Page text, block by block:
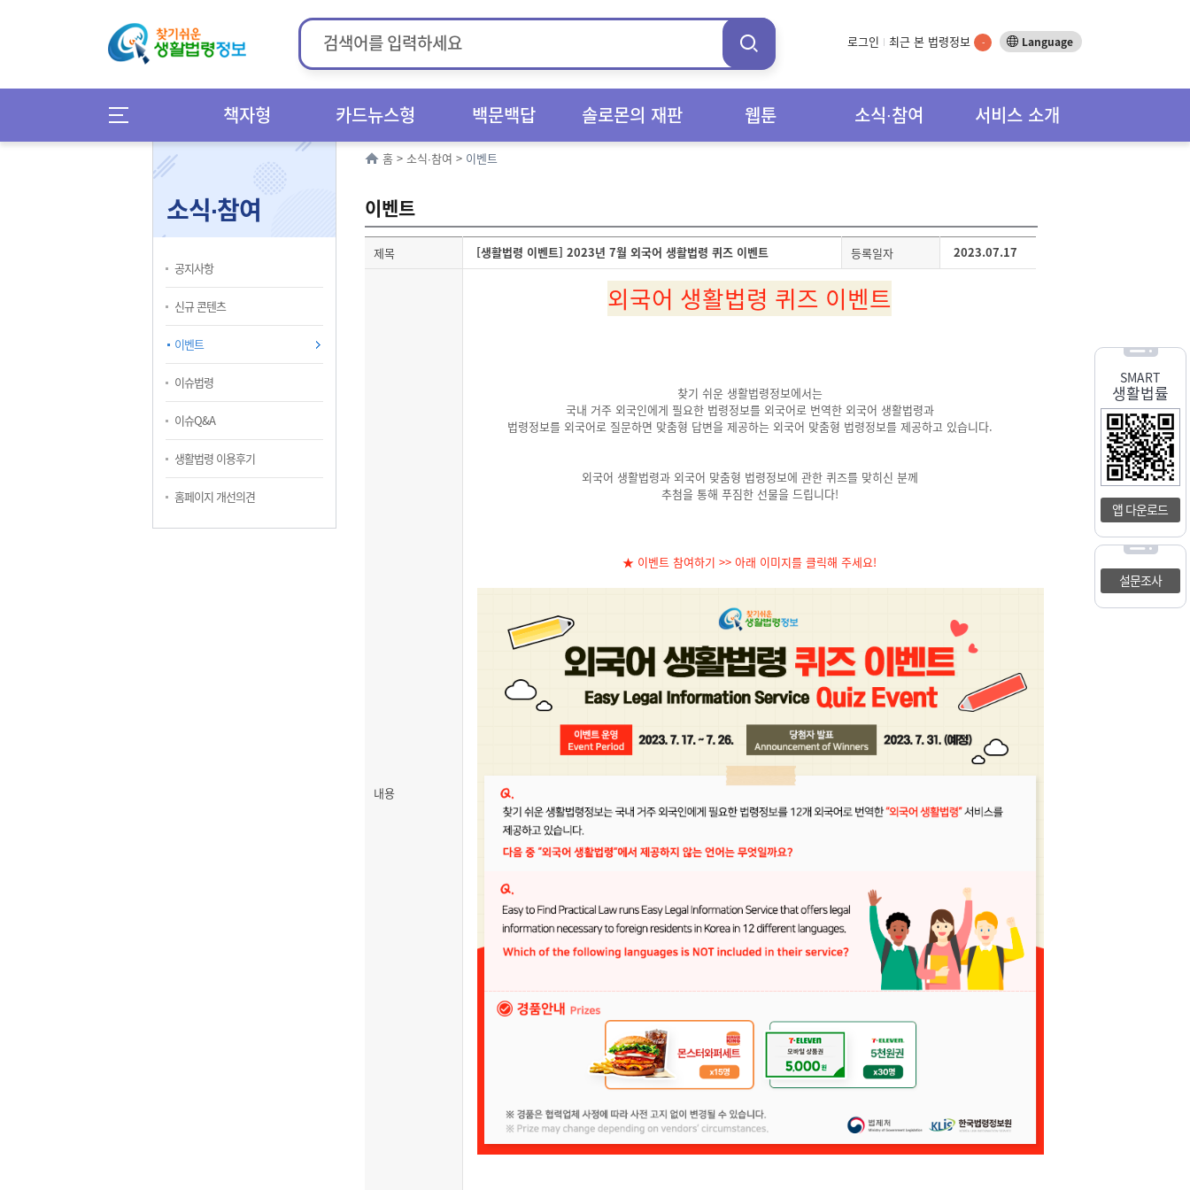
로그인 최근 본 법령정보 - Language
책자형 카드뉴스형 백문백답 솔로몬의 재판 웹툰 소식∙참여 서비스 소개
SMART
생활법률
앱 다운로드
설문조사
소식∙참여
공지사항
신규 콘텐츠
이벤트
이슈법령
이슈Q&A
생활법령 이용후기
홈페이지 개선의견
홈 > 소식∙참여 > 이벤트
이벤트
제목 [생활법령 이벤트] 2023년 7월 외국어 생활법령 퀴즈 이벤트 등록일자 2023.07.17
내용
외국어 생활법령 퀴즈 이벤트
찾기 쉬운 생활법령정보에서는
국내 거주 외국인에게 필요한 법령정보를 외국어로 번역한 외국어 생활법령과
법령정보를 외국어로 질문하면 맞춤형 답변을 제공하는 외국어 맞춤형 법령정보를 제공하고 있습니다.
외국어 생활법령과 외국어 맞춤형 법령정보에 관한 퀴즈를 맞히신 분께
추첨을 통해 푸짐한 선물을 드립니다!
★ 이벤트 참여하기 >> 아래 이미지를 클릭해 주세요!